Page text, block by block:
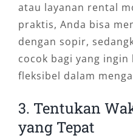
atau layanan rental
praktis, Anda bisa
dengan sopir,
cocok bagi yang
fleksibel dalam
3. Tentukan
yang Tepat